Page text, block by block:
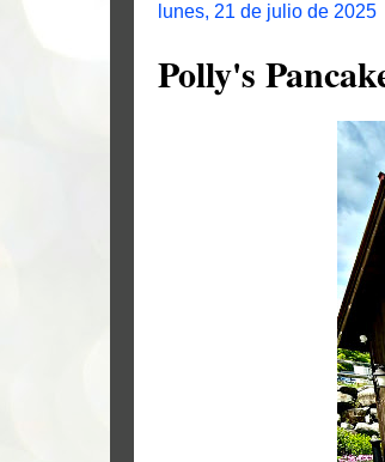
lunes, 21 de julio de 2025
Polly's